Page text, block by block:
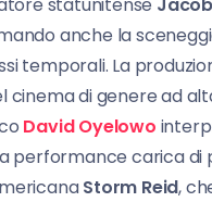
statunitense
anche la
temporali. La
cinema di genere ad
David Oyelowo
performance carica di
Storm Reid,